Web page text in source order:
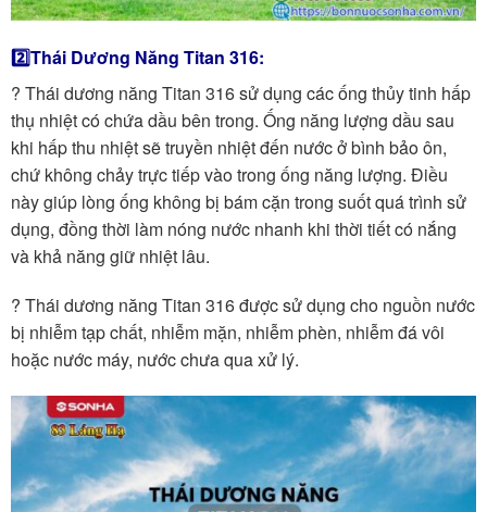
2️⃣Thái Dương Năng Titan 316:
? Thái dương năng Titan 316 sử dụng các ống thủy tinh hấp
thụ nhiệt có chứa dầu bên trong. Ống năng lượng dầu sau
khi hấp thu nhiệt sẽ truyền nhiệt đến nước ở bình bảo ôn,
chứ không chảy trực tiếp vào trong ống năng lượng. Điều
này giúp lòng ống không bị bám cặn trong suốt quá trình sử
dụng, đồng thời làm nóng nước nhanh khi thời tiết có nắng
và khả năng giữ nhiệt lâu.
? Thái dương năng Titan 316 được sử dụng cho nguồn nước
bị nhiễm tạp chất, nhiễm mặn, nhiễm phèn, nhiễm đá vôi
hoặc nước máy, nước chưa qua xử lý.